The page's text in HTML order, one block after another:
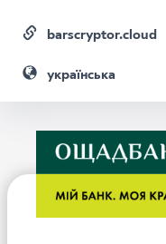
barscryptor.cloud
українська